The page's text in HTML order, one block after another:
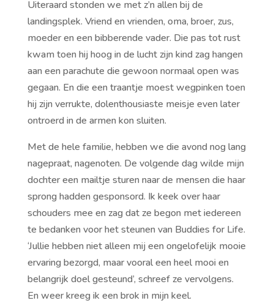
Uiteraard stonden we met z’n allen bij de
landingsplek. Vriend en vrienden, oma, broer, zus,
moeder en een bibberende vader. Die pas tot rust
kwam toen hij hoog in de lucht zijn kind zag hangen
aan een parachute die gewoon normaal open was
gegaan. En die een traantje moest wegpinken toen
hij zijn verrukte, dolenthousiaste meisje even later
ontroerd in de armen kon sluiten.
Met de hele familie, hebben we die avond nog lang
nagepraat, nagenoten. De volgende dag wilde mijn
dochter een mailtje sturen naar de mensen die haar
sprong hadden gesponsord. Ik keek over haar
schouders mee en zag dat ze begon met iedereen
te bedanken voor het steunen van Buddies for Life.
‘Jullie hebben niet alleen mij een ongelofelijk mooie
ervaring bezorgd, maar vooral een heel mooi en
belangrijk doel gesteund’, schreef ze vervolgens.
En weer kreeg ik een brok in mijn keel.